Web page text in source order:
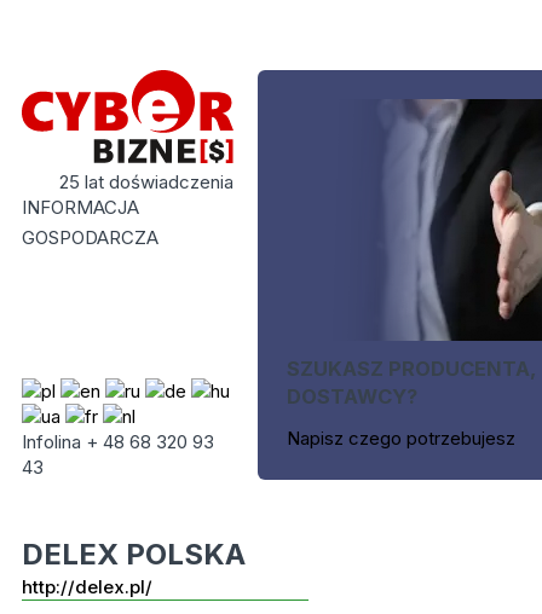
25 lat doświadczenia
INFORMACJA
GOSPODARCZA
Infolina + 48 68 320 93
43
SZUKASZ PRODUCENTA,
DOSTAWCY?
Napisz czego potrzebujesz
DELEX POLSKA
http://delex.pl/